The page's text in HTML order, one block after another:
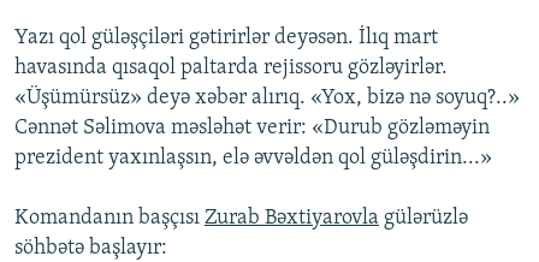
Yazı qol güləşçiləri gətirirlər deyəsən. İlıq mart
havasında qısaqol paltarda rejissoru gözləyirlər.
«Üşümürsüz» deyə xəbər alırıq. «Yox, bizə nə soyuq?..»
Cənnət Səlimova məsləhət verir: «Durub gözləməyin
prezident yaxınlaşsın, elə əvvəldən qol güləşdirin...»
Komandanın başçısı Zurab Bəxtiyarovla gülərüzlə
söhbətə başlayır: